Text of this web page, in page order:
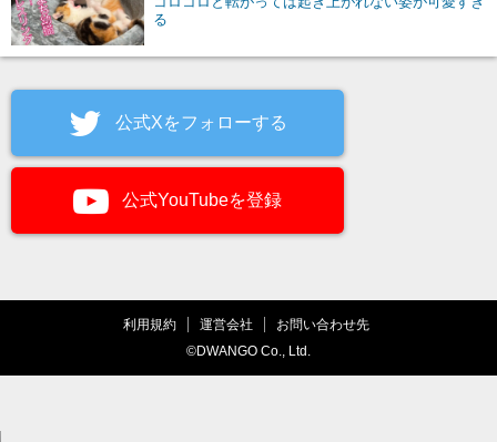
る
公式Xをフォローする
公式YouTubeを登録
利用規約 運営会社
お問い合わせ先
©DWANGO Co., Ltd.